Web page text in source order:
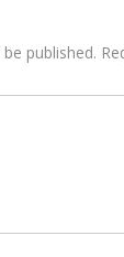
published.